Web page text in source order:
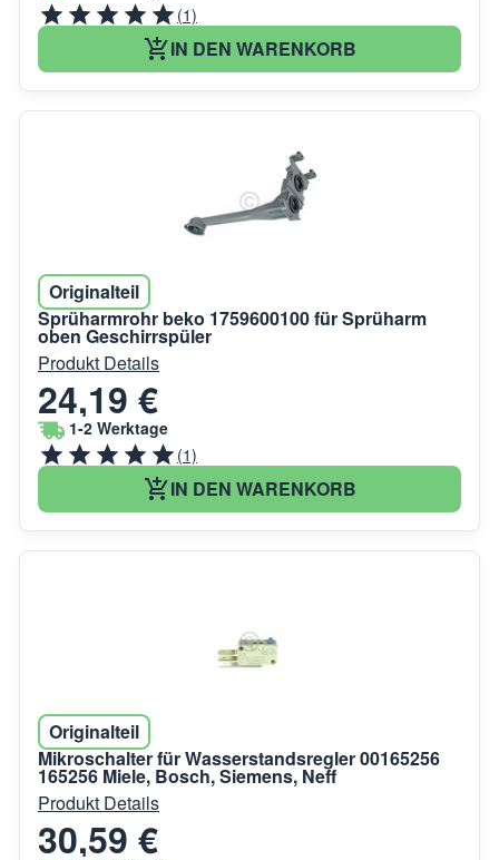
(1)
IN DEN WARENKORB
Originalteil
Sprüharmrohr beko 1759600100 für Sprüharm
oben Geschirrspüler
Produkt Details
24,19 €
1-2 Werktage
(1)
IN DEN WARENKORB
Originalteil
Mikroschalter für Wasserstandsregler 00165256
165256 Miele, Bosch, Siemens, Neff
Produkt Details
30,59 €